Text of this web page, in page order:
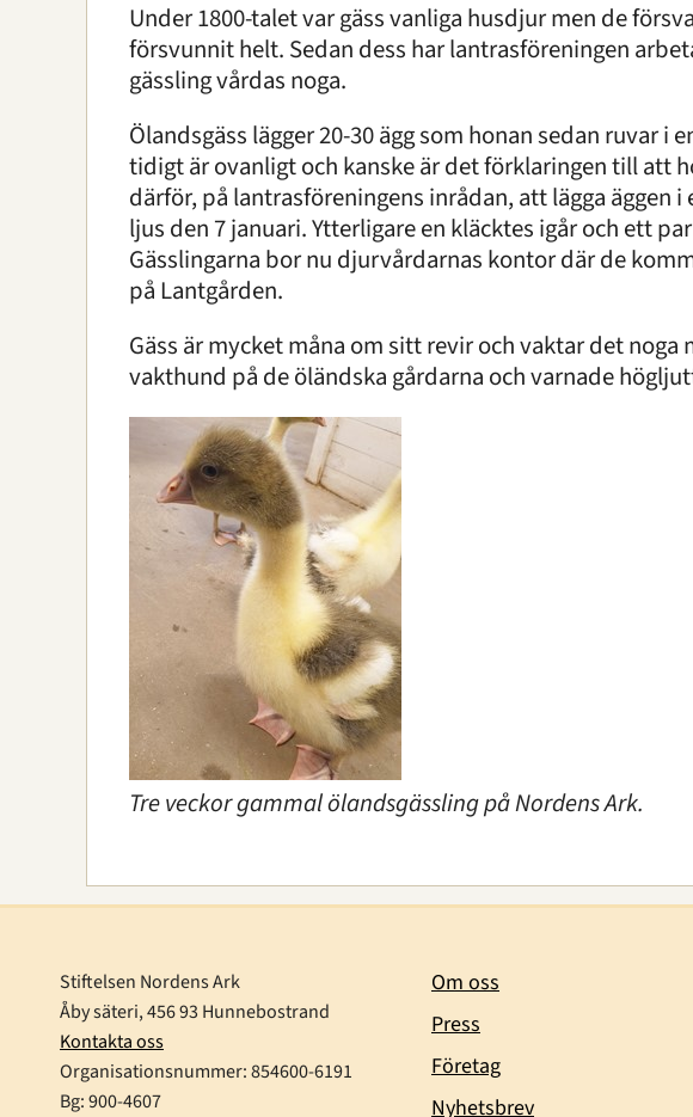
Under 1800-talet var gäss vanliga husdjur men de
försvunnit helt. Sedan dess har lantrasföreningen
gässling vårdas noga.
Ölandsgäss lägger 20-30 ägg som honan sedan ruvar i
tidigt är ovanligt och kanske är det förklaringen till att
därför, på lantrasföreningens inrådan, att lägga äggen
ljus den 7 januari. Ytterligare en kläcktes igår och ett
Gässlingarna bor nu djurvårdarnas kontor där de
på Lantgården.
Gäss är mycket måna om sitt revir och vaktar det
vakthund på de öländska gårdarna och varnade
Tre veckor gammal ölandsgässling på Nordens Ark.
Stiftelsen Nordens Ark
Åby säteri, 456 93 Hunnebostrand
Kontakta oss
Organisationsnummer:854600-6191
Bg: 900-4607
Om oss
Press
Företag
Nyhetsbrev